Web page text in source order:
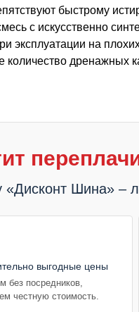
быстрому
с искусственно
эксплуатации на
количество дренажных
«Дисконт Шина» –
выгодные цены
без посредников,
честную стоимость.